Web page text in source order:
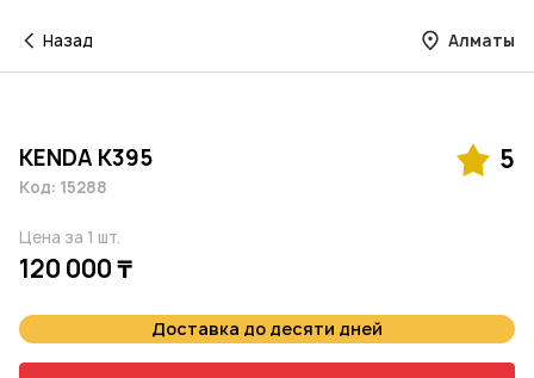
Назад Алматы
KENDA K395 5
Код: 15288
Цена за 1 шт.
120 000 ₸
Доставка до десяти дней